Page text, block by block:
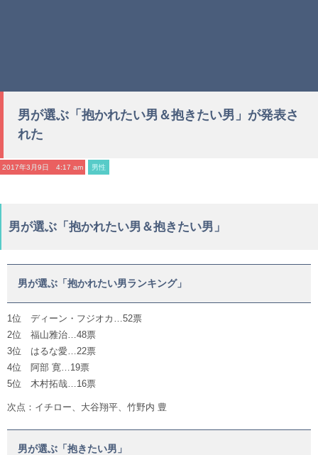
男が選ぶ「抱かれたい男＆抱きたい男」が発表さ
れた
2017年3月9日 4:17 am 男性
男が選ぶ「抱かれたい男＆抱きたい男」
男が選ぶ「抱かれたい男ランキング」
1位 ディーン・フジオカ…52票
2位 福山雅治…48票
3位 はるな愛…22票
4位 阿部 寛…19票
5位 木村拓哉…16票
次点：イチロー、大谷翔平、竹野内 豊
男が選ぶ「抱きたい男」